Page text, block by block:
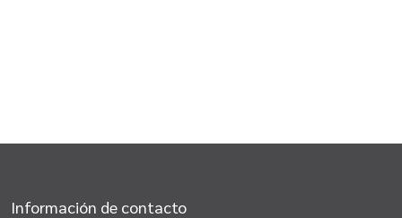
Información de contacto